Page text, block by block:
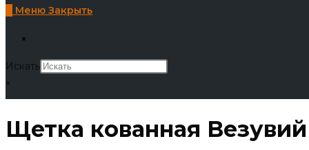
Меню Закрыть
Искать
×
Щетка кованная Везувий